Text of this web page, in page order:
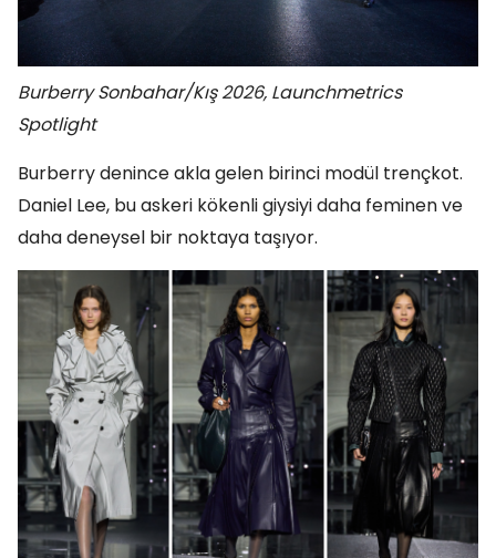
Burberry Sonbahar/Kış 2026, Launchmetrics
Spotlight
Burberry denince akla gelen birinci modül trençkot.
Daniel Lee, bu askeri kökenli giysiyi daha feminen ve
daha deneysel bir noktaya taşıyor.